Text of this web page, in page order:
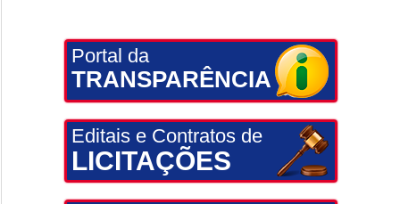
Portal da
TRANSPARÊNCIA
Editais e Contratos de
LICITAÇÕES